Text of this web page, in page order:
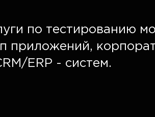
по тестированию
приложений,
ERP - систем.